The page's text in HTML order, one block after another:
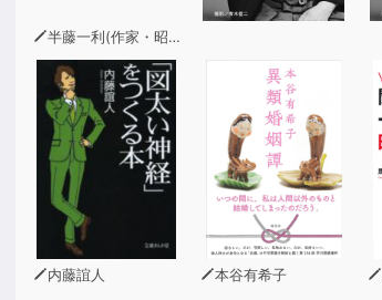
半藤一利(作家・昭和史研究家)
内藤誼人 本谷有希子